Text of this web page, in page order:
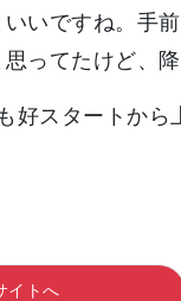
いですね。手
ってたけど、
好スタートから
イトへ